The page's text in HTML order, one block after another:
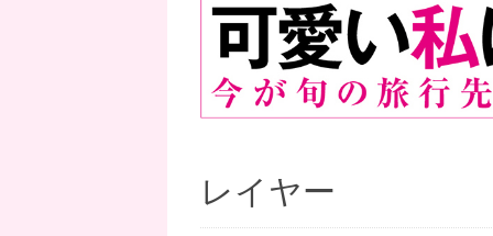
レイヤー